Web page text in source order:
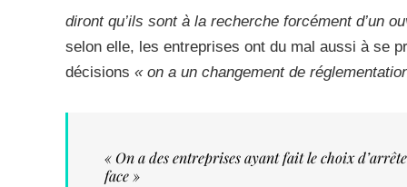
diront qu’ils sont à la recherche forcément d’un
selon elle, les entreprises ont du mal aussi à se
décisions « on a un changement de
« On a des entreprises ayant fait le choix
face »